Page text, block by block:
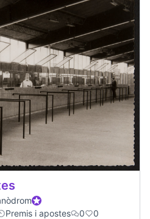
Participant oficial
Premis i apostes 0 0